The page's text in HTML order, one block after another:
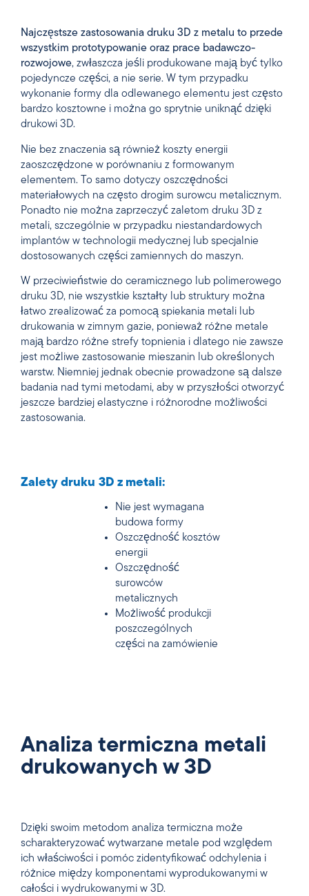
Najczęstsze zastosowania druku 3D z metalu to przede
wszystkim prototypowanie oraz prace badawczo-
rozwojowe, zwłaszcza jeśli produkowane mają być tylko
pojedyncze części, a nie serie. W tym przypadku
wykonanie formy dla odlewanego elementu jest często
bardzo kosztowne i można go sprytnie uniknąć dzięki
drukowi 3D.
Nie bez znaczenia są również koszty energii
zaoszczędzone w porównaniu z formowanym
elementem. To samo dotyczy oszczędności
materiałowych na często drogim surowcu metalicznym.
Ponadto nie można zaprzeczyć zaletom druku 3D z
metali, szczególnie w przypadku niestandardowych
implantów w technologii medycznej lub specjalnie
dostosowanych części zamiennych do maszyn.
W przeciwieństwie do ceramicznego lub polimerowego
druku 3D, nie wszystkie kształty lub struktury można
łatwo zrealizować za pomocą spiekania metali lub
drukowania w zimnym gazie, ponieważ różne metale
mają bardzo różne strefy topnienia i dlatego nie zawsze
jest możliwe zastosowanie mieszanin lub określonych
warstw. Niemniej jednak obecnie prowadzone są dalsze
badania nad tymi metodami, aby w przyszłości otworzyć
jeszcze bardziej elastyczne i różnorodne możliwości
zastosowania.
Zalety druku 3D z metali:
Nie jest wymagana
budowa formy
Oszczędność kosztów
energii
Oszczędność
surowców
metalicznych
Możliwość produkcji
poszczególnych
części na zamówienie
Analiza termiczna metali
drukowanych w 3D
Dzięki swoim metodom analiza termiczna może
scharakteryzować wytwarzane metale pod względem
ich właściwości i pomóc zidentyfikować odchylenia i
różnice między komponentami wyprodukowanymi w
całości i wydrukowanymi w 3D.